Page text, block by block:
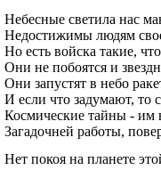
Небесные светила нас
Недостижимы людям
Но есть войска такие,
Они не побоятся и
Они запустят в небо
И если что задумают, то
Космические тайны - им
Загадочней работы,
Нет покоя на планете